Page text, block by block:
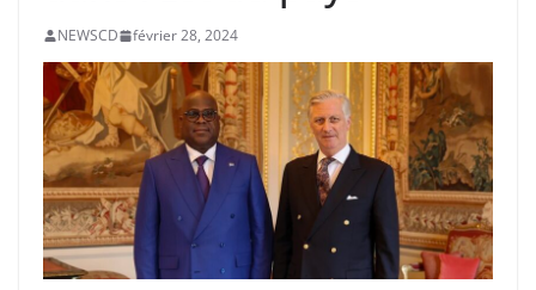
NEWSCD février 28, 2024